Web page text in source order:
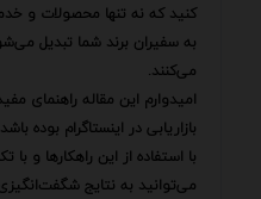
کنید که نه تنها محصولات و
به سفیران برند شما تبدیل
می‌کنند.
امیدوارم این مقاله راهنمای
بازاریابی در اینستاگرام بوده
با استفاده از این راهکارها و
می‌توانید به نتایج